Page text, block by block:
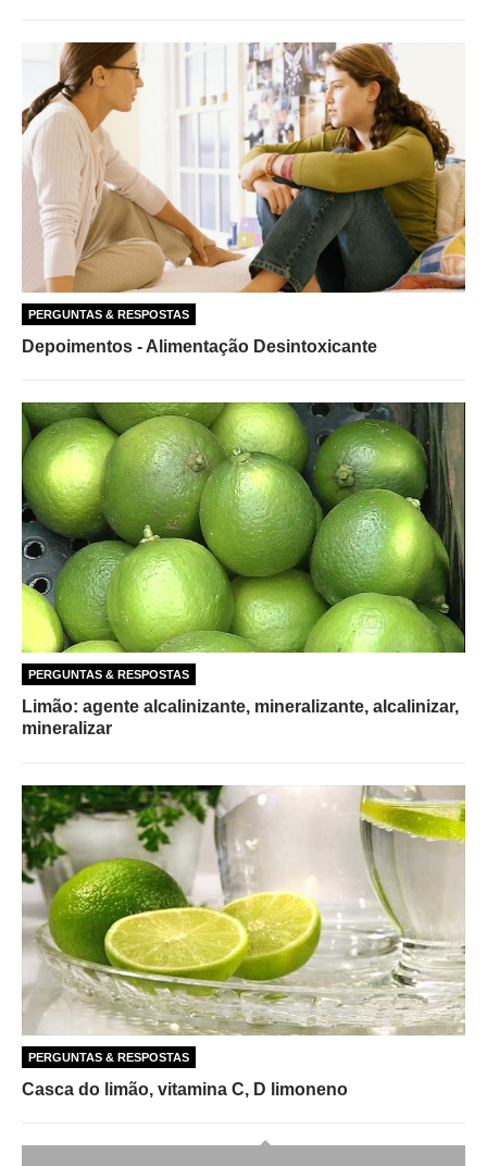
PERGUNTAS & RESPOSTAS
Depoimentos - Alimentação Desintoxicante
PERGUNTAS & RESPOSTAS
Limão: agente alcalinizante, mineralizante, alcalinizar,
mineralizar
PERGUNTAS & RESPOSTAS
Casca do limão, vitamina C, D limoneno